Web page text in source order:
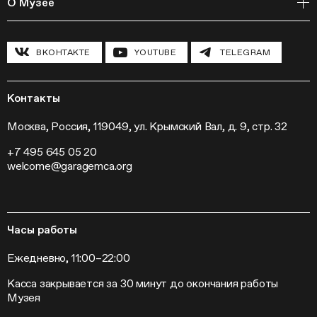
Полевые исследования
Инклюзивные программы
Конференции
Программа «Новые медиа»
Кинопрограмма
Выставки
Слет институций современного искусства
Курсы
Циклы лекций
Павильон «Шестигранник»
Хроника Музея «Гараж»
Новости
Пресса
Контакты
ВКОНТАКТЕ YOUTUBE TELEGRAM
Контакты
Москва, Россия, 119049, ул. Крымский Вал, д. 9, стр. 32
+7 495 645 05 20
welcome@garagemca.org
Часы работы
Ежедневно, 11:00–22:00
Касса закрывается за 30 минут до окончания работы
Музея